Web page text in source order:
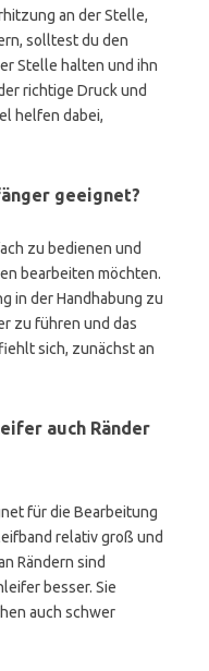
an der Stelle,
solltest du den
Stelle halten und ihn
richtige Druck und
helfen dabei,
geeignet?
zu bedienen und
bearbeiten möchten.
in der Handhabung zu
zu führen und das
sich, zunächst an
auch Ränder
für die Bearbeitung
relativ groß und
Rändern sind
besser. Sie
auch schwer